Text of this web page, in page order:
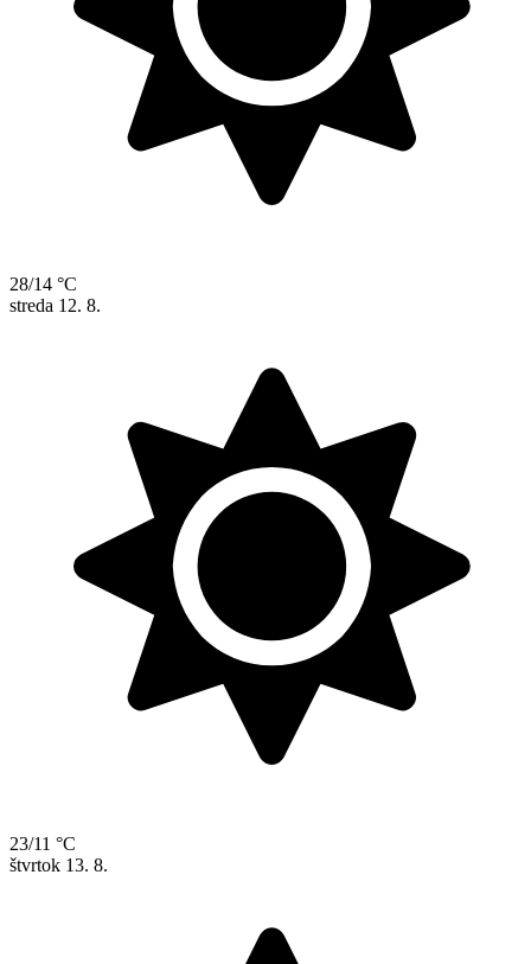
28/14 °C
streda 12. 8.
23/11 °C
štvrtok 13. 8.